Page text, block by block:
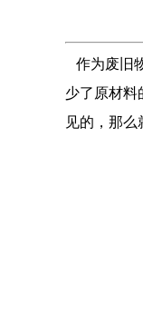
作为废旧
少了原材料
见的，那么